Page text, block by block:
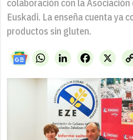
colaboración con la Asociación
Euskadi. La enseña cuenta ya
productos sin gluten.
WhatsAppLinkedIn X
Facebook